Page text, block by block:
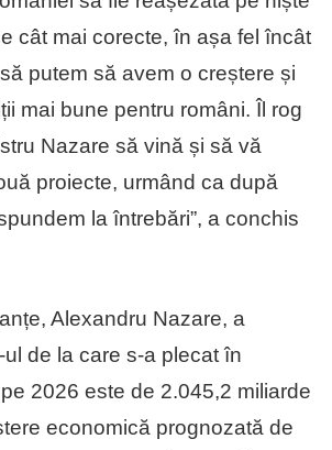
cât mai corecte, în așa fel încât
putem să avem o creștere și
mai bune pentru români. Îl rog
Nazare să vină și să vă
proiecte, urmând ca după
la întrebări”, a conchis
Alexandru Nazare, a
de la care s-a plecat în
2026 este de 2.045,2 miliarde
economică prognozată de